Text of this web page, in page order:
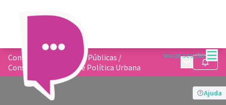
Iniciar sessão
Conselhos de Políticas Públicas /
Conselho Municipal de Política Urbana
MenuSeguir
Ajuda